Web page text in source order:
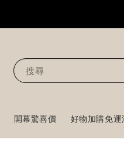
搜尋
開幕驚喜價 好物加購免運